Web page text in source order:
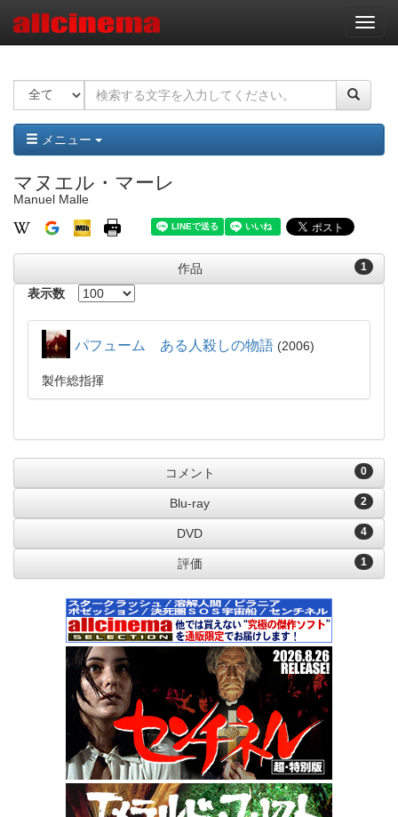
ナ
ビ
ー
ョ
ン
メニュー
マヌエル・マーレ
Manuel Malle
1
作品
表示数
パフューム ある人殺しの物語 2006
製作総指揮
0
コメント
2
Blu-ray
4
DVD
1
評価